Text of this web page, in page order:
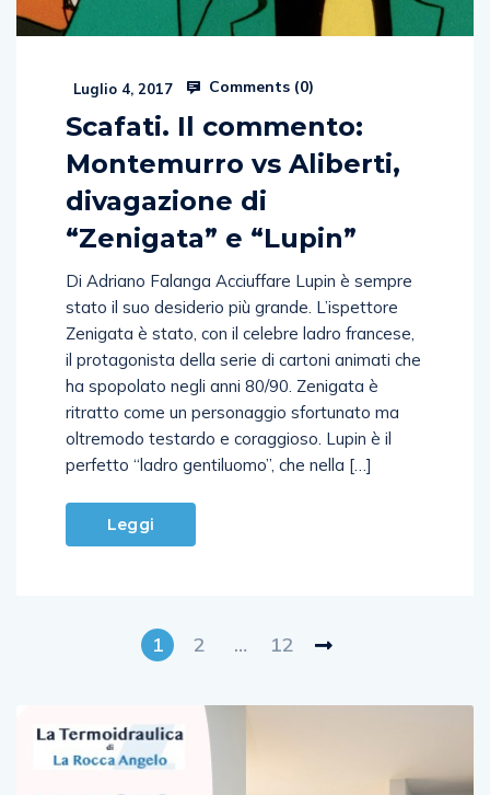
Luglio 4, 2017 Comments (0)
Scafati. Il commento:
Montemurro vs Aliberti,
divagazione di
“Zenigata” e “Lupin”
Di Adriano Falanga Acciuffare Lupin è sempre
stato il suo desiderio più grande. L’ispettore
Zenigata è stato, con il celebre ladro francese,
il protagonista della serie di cartoni animati che
ha spopolato negli anni 80/90. Zenigata è
ritratto come un personaggio sfortunato ma
oltremodo testardo e coraggioso. Lupin è il
perfetto “ladro gentiluomo”, che nella […]
Leggi
1 2 … 12